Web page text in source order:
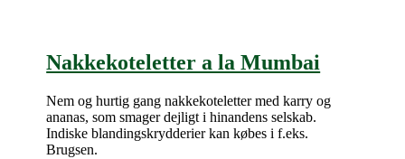
Nakkekoteletter a la Mumbai
Nem og hurtig gang nakkekoteletter med karry og
ananas, som smager dejligt i hinandens selskab.
Indiske blandingskrydderier kan købes i f.eks.
Brugsen.